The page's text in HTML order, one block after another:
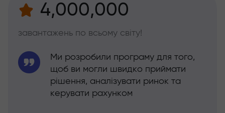
4,000,000
завантажень по всьому світу!
Ми розробили програму для того,
щоб ви могли швидко приймати
рішення, аналізувати ринок та
керувати рахунком